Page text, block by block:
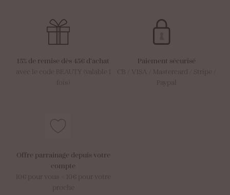
15% de remise dès 45€ d’achat
avec le code BEAUTY (valable 1
fois)
Paiement sécurisé
CB / VISA / Mastercard / Stripe /
Paypal
Offre parrainage depuis votre
compte
10€ pour vous = 10€ pour votre
proche